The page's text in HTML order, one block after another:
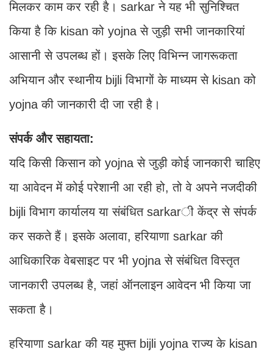
मिलकर काम कर रही है। sarkar ने यह भी सुनिश्चित
किया है कि kisan को yojna से जुड़ी सभी जानकारियां
आसानी से उपलब्ध हों। इसके लिए विभिन्न जागरूकता
अभियान और स्थानीय bijli विभागों के माध्यम से kisan को
yojna की जानकारी दी जा रही है।
संपर्क और सहायता:
यदि किसी किसान को yojna से जुड़ी कोई जानकारी चाहिए
या आवेदन में कोई परेशानी आ रही हो, तो वे अपने नजदीकी
bijli विभाग कार्यालय या संबंधित sarkarी केंद्र से संपर्क
कर सकते हैं। इसके अलावा, हरियाणा sarkar की
आधिकारिक वेबसाइट पर भी yojna से संबंधित विस्तृत
जानकारी उपलब्ध है, जहां ऑनलाइन आवेदन भी किया जा
सकता है।
हरियाणा sarkar की यह मुफ्त bijli yojna राज्य के kisan